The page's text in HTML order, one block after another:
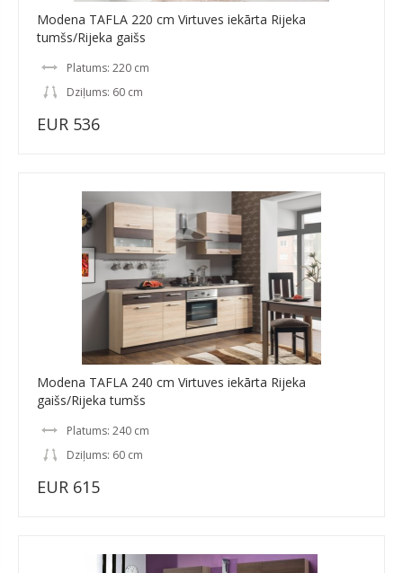
Modena TAFLA 220 cm Virtuves iekārta Rijeka
tumšs/Rijeka gaišs
Platums: 220 cm
Dziļums: 60 cm
EUR 536
Modena TAFLA 240 cm Virtuves iekārta Rijeka
gaišs/Rijeka tumšs
Platums: 240 cm
Dziļums: 60 cm
EUR 615